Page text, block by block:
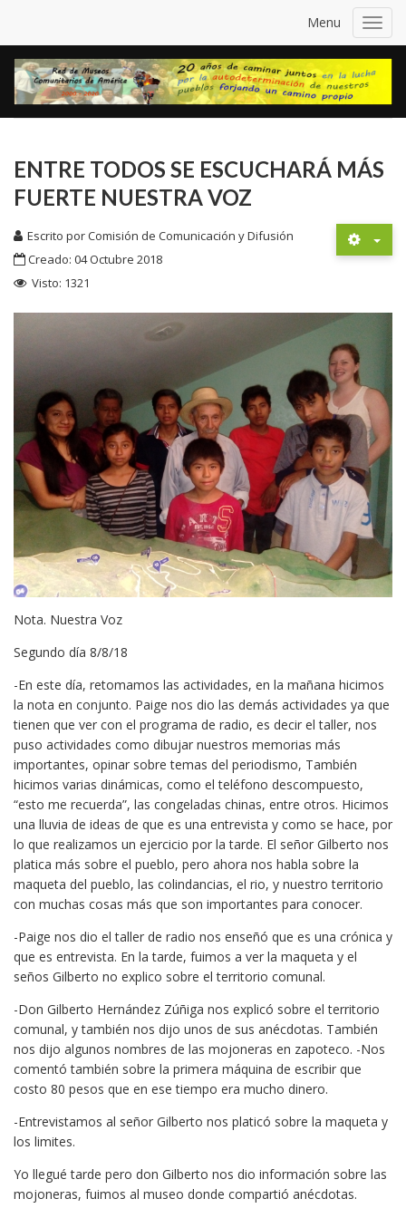
Menu
ENTRE TODOS SE ESCUCHARÁ MÁS
FUERTE NUESTRA VOZ
Escrito porComisión de Comunicación y Difusión
Creado: 04 Octubre 2018
Visto: 1321
Nota. Nuestra Voz
Segundo día 8/8/18
-En este día, retomamos las actividades, en la mañana hicimos
la nota en conjunto. Paige nos dio las demás actividades ya que
tienen que ver con el programa de radio, es decir el taller, nos
puso actividades como dibujar nuestros memorias más
importantes, opinar sobre temas del periodismo, También
hicimos varias dinámicas, como el teléfono descompuesto,
“esto me recuerda”, las congeladas chinas, entre otros. Hicimos
una lluvia de ideas de que es una entrevista y como se hace, por
lo que realizamos un ejercicio por la tarde. El señor Gilberto nos
platica más sobre el pueblo, pero ahora nos habla sobre la
maqueta del pueblo, las colindancias, el rio, y nuestro territorio
con muchas cosas más que son importantes para conocer.
-Paige nos dio el taller de radio nos enseñó que es una crónica y
que es entrevista. En la tarde, fuimos a ver la maqueta y el
seños Gilberto no explico sobre el territorio comunal.
-Don Gilberto Hernández Zúñiga nos explicó sobre el territorio
comunal, y también nos dijo unos de sus anécdotas. También
nos dijo algunos nombres de las mojoneras en zapoteco. -Nos
comentó también sobre la primera máquina de escribir que
costo 80 pesos que en ese tiempo era mucho dinero.
-Entrevistamos al señor Gilberto nos platicó sobre la maqueta y
los limites.
Yo llegué tarde pero don Gilberto nos dio información sobre las
mojoneras, fuimos al museo donde compartió anécdotas.